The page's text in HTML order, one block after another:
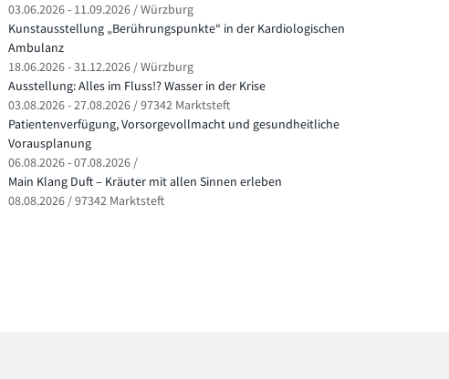
03.06.2026 - 11.09.2026 / Würzburg
Kunstausstellung „Berührungspunkte“ in der Kardiologischen
Ambulanz
18.06.2026 - 31.12.2026 / Würzburg
Ausstellung: Alles im Fluss!? Wasser in der Krise
03.08.2026 - 27.08.2026 / 97342 Marktsteft
Patientenverfügung, Vorsorgevollmacht und gesundheitliche
Vorausplanung
06.08.2026 - 07.08.2026 /
Main Klang Duft – Kräuter mit allen Sinnen erleben
08.08.2026 / 97342 Marktsteft